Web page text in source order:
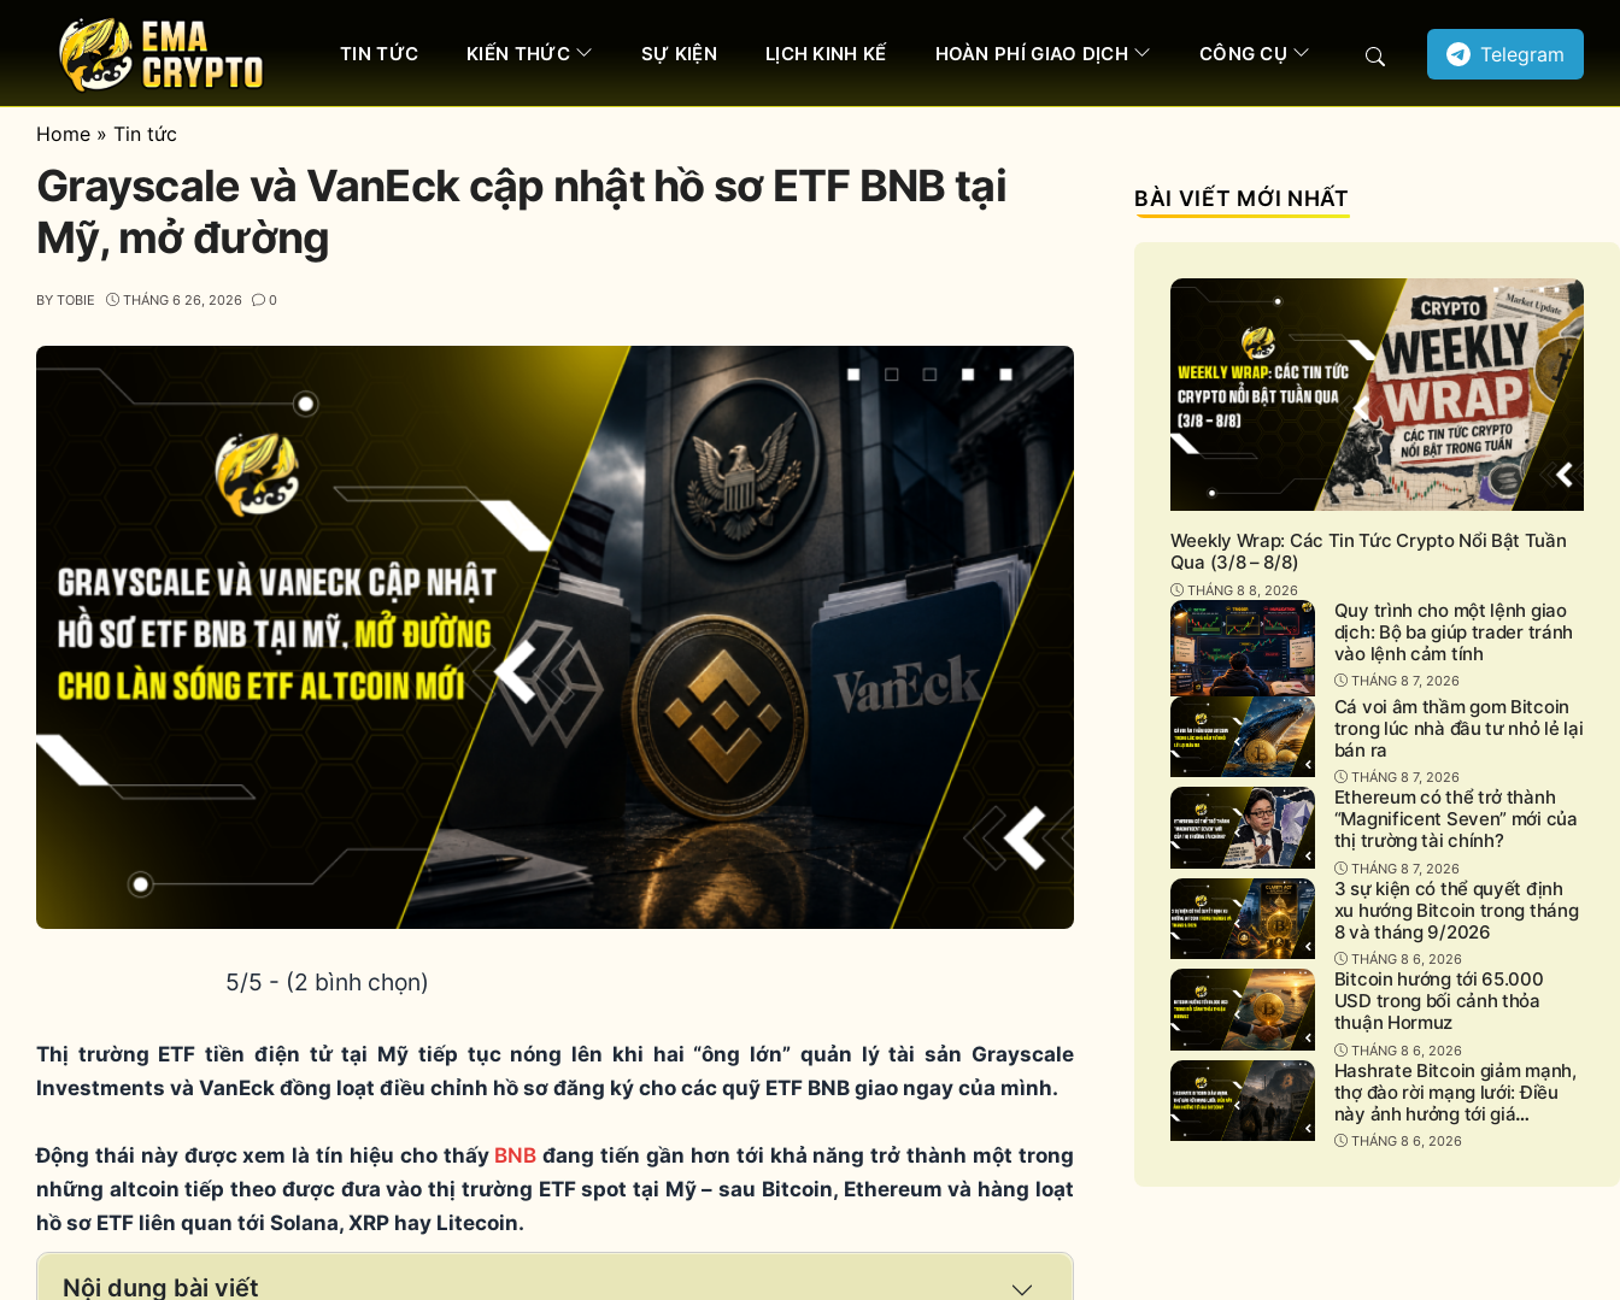
content
TIN TỨC KIẾN THỨC SỰ KIỆN LỊCH KINH KẾ HOÀN PHÍ GIAO DỊCH CÔNG CỤ Search Telegram
Home » Tin tức
Grayscale và VanEck cập nhật hồ sơ ETF BNB tại
Mỹ, mở đường
BY TOBIE THÁNG 6 26, 2026 0
5/5 - (2 bình chọn)
Thị trường ETF tiền điện tử tại Mỹ tiếp tục nóng lên khi hai “ông lớn” quản lý tài sản Grayscale
Investments và VanEck đồng loạt điều chỉnh hồ sơ đăng ký cho các quỹ ETF BNB giao ngay của mình.
Động thái này được xem là tín hiệu cho thấy BNB đang tiến gần hơn tới khả năng trở thành một trong
những altcoin tiếp theo được đưa vào thị trường ETF spot tại Mỹ – sau Bitcoin, Ethereum và hàng loạt
hồ sơ ETF liên quan tới Solana, XRP hay Litecoin.
Nội dung bài viết
BÀI VIẾT MỚI NHẤT
Weekly Wrap: Các Tin Tức Crypto Nổi Bật Tuần
Qua (3/8 – 8/8)
THÁNG 8 8, 2026
Quy trình cho một lệnh giao
dịch: Bộ ba giúp trader tránh
vào lệnh cảm tính
THÁNG 8 7, 2026
Cá voi âm thầm gom Bitcoin
trong lúc nhà đầu tư nhỏ lẻ lại
bán ra
THÁNG 8 7, 2026
Ethereum có thể trở thành
“Magnificent Seven” mới của
thị trường tài chính?
THÁNG 8 7, 2026
3 sự kiện có thể quyết định
xu hướng Bitcoin trong tháng
8 và tháng 9/2026
THÁNG 8 6, 2026
Bitcoin hướng tới 65.000
USD trong bối cảnh thỏa
thuận Hormuz
THÁNG 8 6, 2026
Hashrate Bitcoin giảm mạnh,
thợ đào rời mạng lưới: Điều
này ảnh hưởng tới giá
Bitcoin?
THÁNG 8 6, 2026